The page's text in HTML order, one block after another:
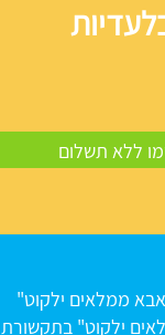
ממלאים ילקוט"
ילקוט" בתקשורת